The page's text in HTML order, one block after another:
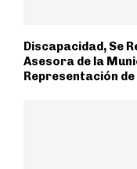
Discapacidad, Se
Asesora de la
Representación de